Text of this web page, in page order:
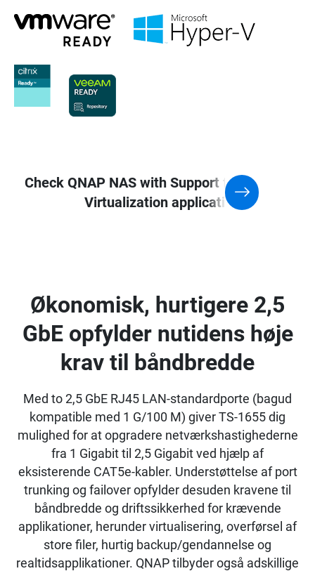
Check QNAP NAS with Support for
Virtualization application
Økonomisk, hurtigere 2,5
GbE opfylder nutidens høje
krav til båndbredde
Med to 2,5 GbE RJ45 LAN-standardporte (bagud
kompatible med 1 G/100 M) giver TS-1655 dig
mulighed for at opgradere netværkshastighederne
fra 1 Gigabit til 2,5 Gigabit ved hjælp af
eksisterende CAT5e-kabler. Understøttelse af port
trunking og failover opfylder desuden kravene til
båndbredde og driftssikkerhed for krævende
applikationer, herunder virtualisering, overførsel af
store filer, hurtig backup/gendannelse og
realtidsapplikationer. QNAP tilbyder også adskillige